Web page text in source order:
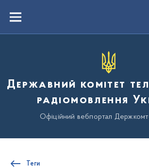
вмістуMenu
Державний комітет
радіомовлення
Офіційний вебпортал
Теги